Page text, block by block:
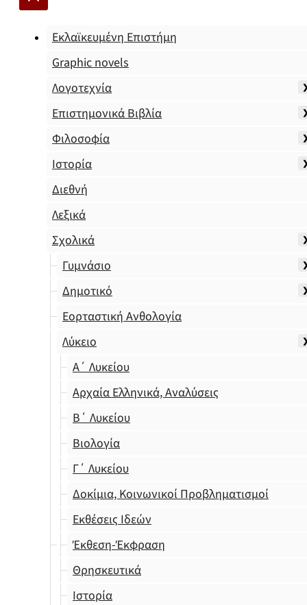
Εκλαϊκευμένη Επιστήμη
Graphic novels
Λογοτεχνία
Επιστημονικά Βιβλία
Φιλοσοφία
Ιστορία
Διεθνή
Λεξικά
Σχολικά
Γυμνάσιο
Δημοτικό
Εορταστική Ανθολογία
Λύκειο
Α΄ Λυκείου
Αρχαία Ελληνικά, Αναλύσεις
Β΄ Λυκείου
Βιολογία
Γ΄ Λυκείου
Δοκίμια, Κοινωνικοί Προβληματισμοί
Εκθέσεις Ιδεών
Έκθεση-Έκφραση
Θρησκευτικά
Ιστορία